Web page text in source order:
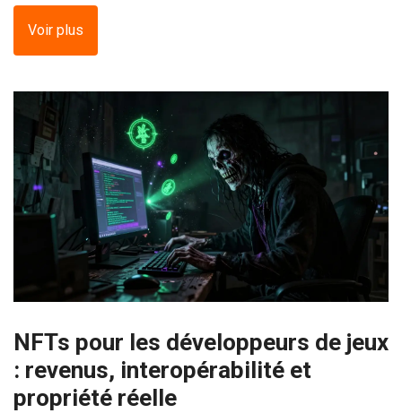
Voir plus
NFTs pour les développeurs de jeux
: revenus, interopérabilité et
propriété réelle